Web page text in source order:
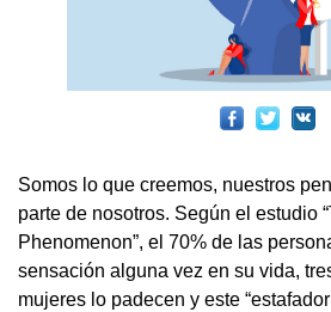
Somos lo que creemos, nuestros
parte de nosotros. Según el estudio
Phenomenon”, el 70% de las
sensación alguna vez en su vida,
mujeres lo padecen y este